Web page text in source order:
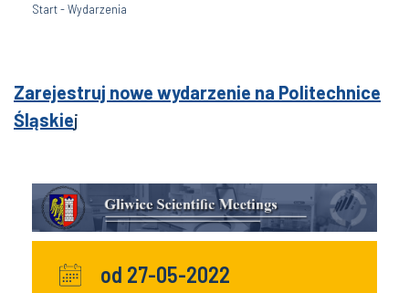
Start-Wydarzenia
Zarejestruj nowe wydarzenie na Politechnice
Śląskiej
od 27-05-2022